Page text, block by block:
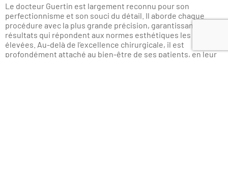
Le docteur Guertin est largement reconnu pour son
perfectionnisme et son souci du détail. Il aborde chaque
procédure avec la plus grande précision, garantissant des
résultats qui répondent aux normes esthétiques les plus
élevées. Au-delà de l’excellence chirurgicale, il est
profondément attaché au bien-être de ses patients, en leur